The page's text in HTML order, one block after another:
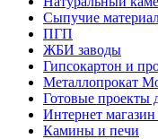
Сыпучие
ПГП
ЖБИ заводы
Гипсокартон и
Металлопрокат
Готовые проекты
Интернет
Камины и печи